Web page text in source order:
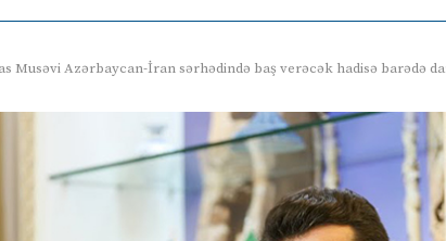
Musəvi Azərbaycan-İran sərhədində baş verəcək hadisə barədə